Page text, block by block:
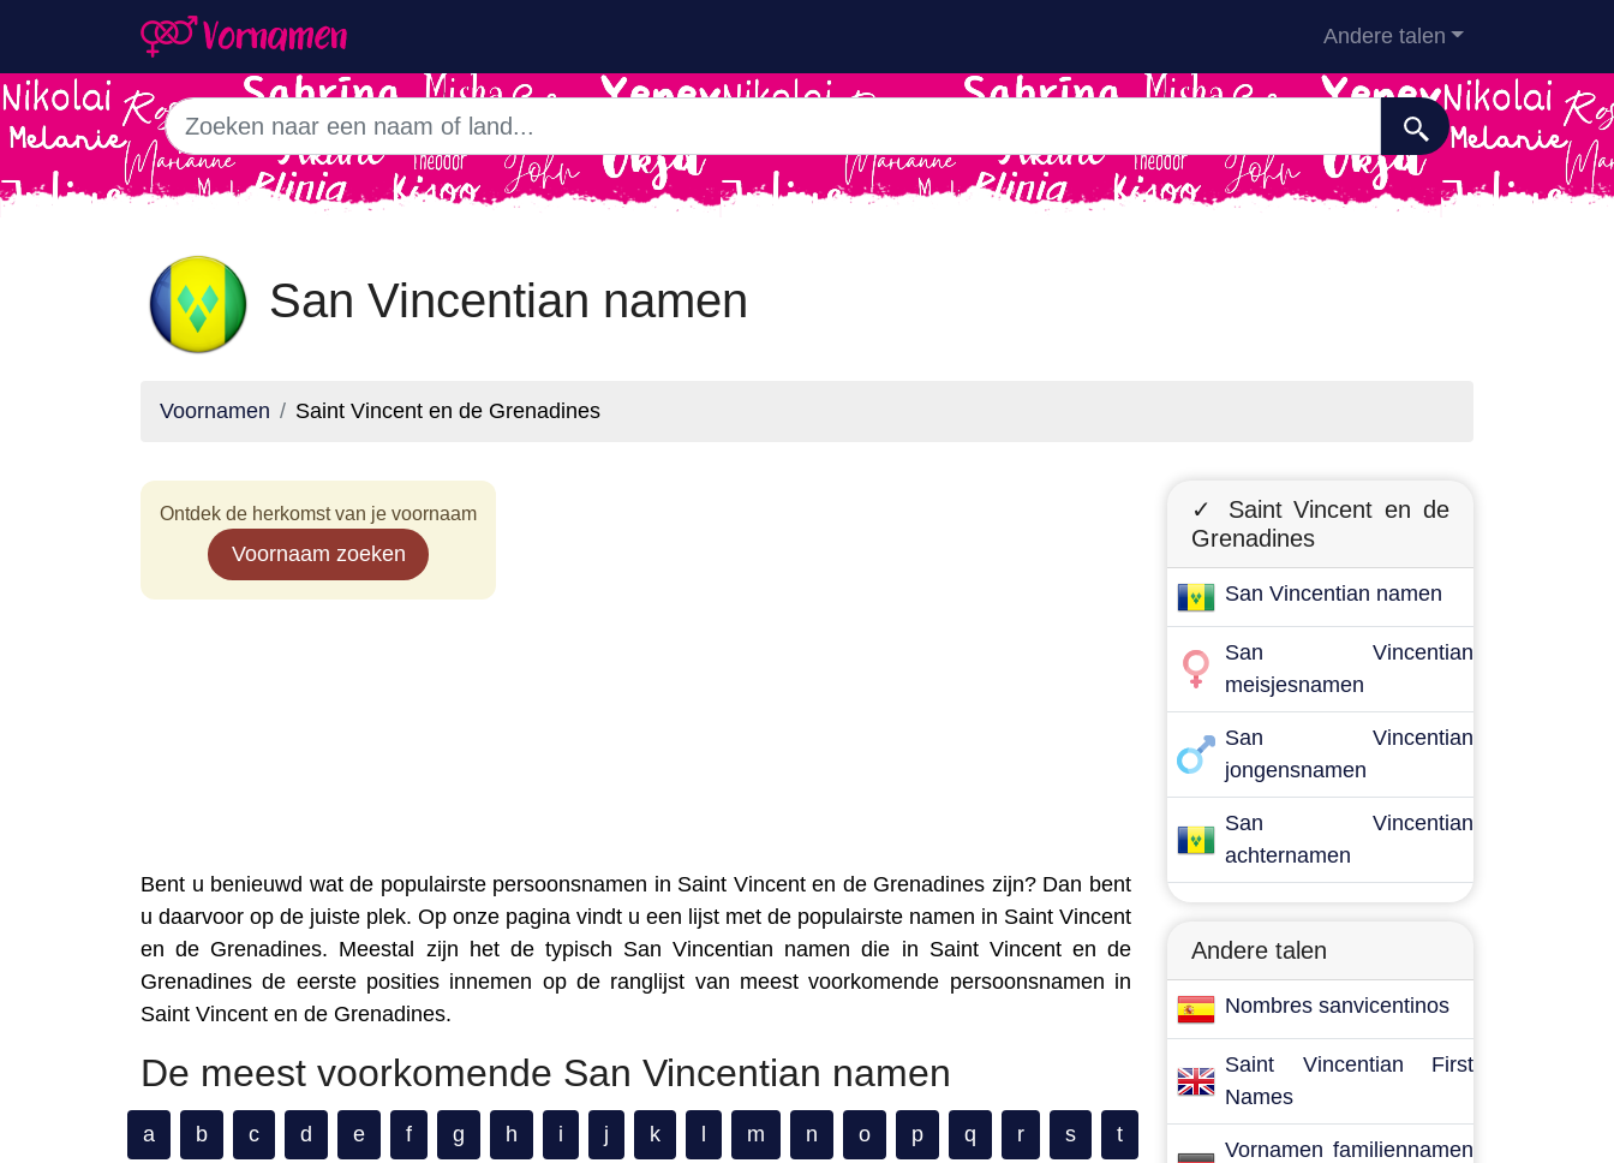
Andere talen
San Vincentian namen
Voornamen Saint Vincent en de Grenadines
Ontdek de herkomst van je voornaam
Voornaam zoeken
Bent u benieuwd wat de populairste persoonsnamen in Saint Vincent en de Grenadines zijn? Dan bent
u daarvoor op de juiste plek. Op onze pagina vindt u een lijst met de populairste namen in Saint Vincent
en de Grenadines. Meestal zijn het de typisch San Vincentian namen die in Saint Vincent en de
Grenadines de eerste posities innemen op de ranglijst van meest voorkomende persoonsnamen in
Saint Vincent en de Grenadines.
De meest voorkomende San Vincentian namen
a b c d e f g h i j k m n o p q r s t
✓ Saint Vincent en de
Grenadines
San Vincentian namen
San Vincentian
meisjesnamen
San Vincentian
jongensnamen
San Vincentian
achternamen
Andere talen
Nombres sanvicentinos
Saint Vincentian First
Names
Vornamen familiennamen